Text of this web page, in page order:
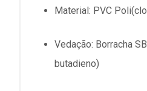
Material: PVC
Vedação: Borracha
butadieno)